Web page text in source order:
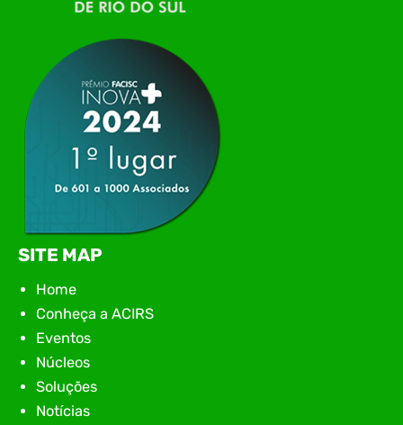
tecnologia da região para uma noite de
apresentação de novas iniciativas para o setor. O
encontro aconteceu em Rio…
SITE MAP
Home
Conheça a ACIRS
Eventos
Núcleos
Soluções
Notícias